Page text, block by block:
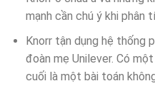
mạnh cần chú ý khi phân
Knorr tận dụng hệ thống
đoàn mẹ Unilever. Có
cuối là một bài toán